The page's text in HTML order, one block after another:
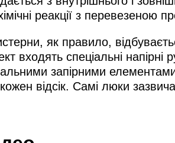
реакції з перевезеною
як правило,
входять спеціальні
запірними
відсік. Самі люки